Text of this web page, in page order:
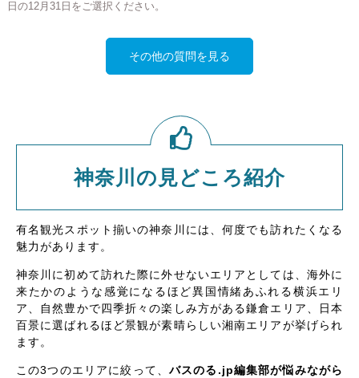
日の12月31日をご選択ください。
その他の質問を見る
神奈川の見どころ紹介
有名観光スポット揃いの神奈川には、何度でも訪れたくなる
魅力があります。
神奈川に初めて訪れた際に外せないエリアとしては、海外に
来たかのような感覚になるほど異国情緒あふれる横浜エリ
ア、自然豊かで四季折々の楽しみ方がある鎌倉エリア、日本
百景に選ばれるほど景観が素晴らしい湘南エリアが挙げられ
ます。
この3つのエリアに絞って、 バスのる.jp編集部が悩みながら